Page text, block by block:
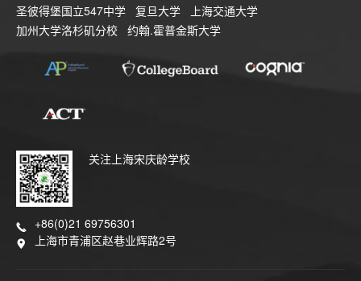
圣彼得堡国立547中学 复旦大学
上海交通大学
加州大学洛杉矶分校 约翰.霍普金斯大学
关注上海宋庆龄学校
+86(0)21 69756301
上海市青浦区赵巷业辉路2号